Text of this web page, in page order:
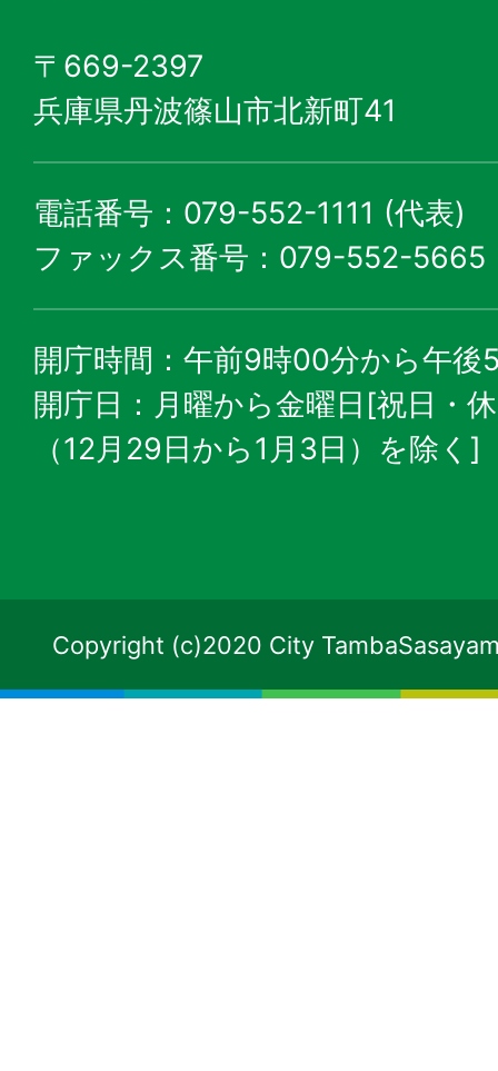
〒669-2397
兵庫県丹波篠山市北新町41
電話番号：079-552-1111 (代表)
ファックス番号：079-552-5665
開庁時間：午前9時00分から午後
開庁日：月曜から金曜日[祝日・
（12月29日から1月3日）を除く]
Copyright (c)2020 City